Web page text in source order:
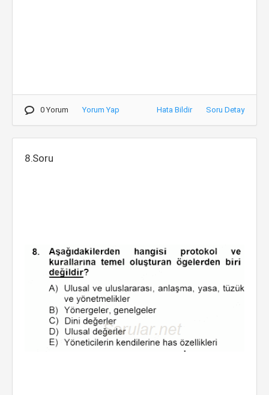
0 Yorum Yorum Yap Hata Bildir Soru Detay
8.Soru